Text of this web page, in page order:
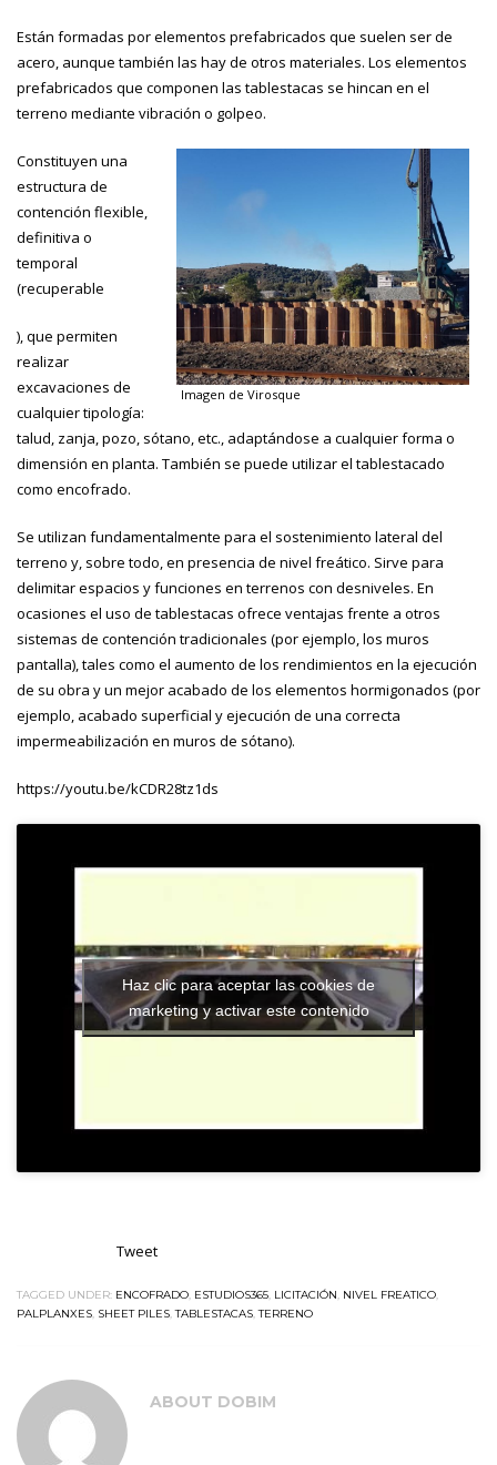
Están formadas por elementos prefabricados que suelen ser de
acero, aunque también las hay de otros materiales. Los elementos
prefabricados que componen las tablestacas se hincan en el
terreno mediante vibración o golpeo.
Imagen de Virosque
Constituyen una
estructura de
contención flexible,
definitiva o
temporal
(recuperable
), que permiten
realizar
excavaciones de
cualquier tipología:
talud, zanja, pozo, sótano, etc., adaptándose a cualquier forma o
dimensión en planta. También se puede utilizar el tablestacado
como encofrado.
Se utilizan fundamentalmente para el sostenimiento lateral del
terreno y, sobre todo, en presencia de nivel freático. Sirve para
delimitar espacios y funciones en terrenos con desniveles. En
ocasiones el uso de tablestacas ofrece ventajas frente a otros
sistemas de contención tradicionales (por ejemplo, los muros
pantalla), tales como el aumento de los rendimientos en la ejecución
de su obra y un mejor acabado de los elementos hormigonados (por
ejemplo, acabado superficial y ejecución de una correcta
impermeabilización en muros de sótano).
https://youtu.be/kCDR28tz1ds
Haz clic para aceptar las cookies de
marketing y activar este contenido
Tweet
TAGGED UNDER: ENCOFRADO ESTUDIOS365 LICITACIÓN NIVEL FREATICO
PALPLANXES SHEET PILES ,TABLESTACAS ,TERRENO
ABOUT DOBIM